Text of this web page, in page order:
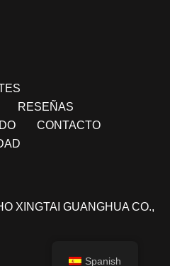
RESEÑAS
CONTACTO
XINGTAI GUANGHUA CO.,
Spanish